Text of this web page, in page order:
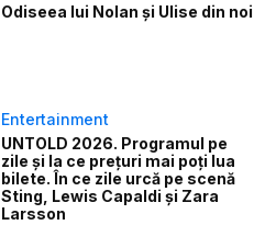
Odiseea lui Nolan și Ulise din noi
Entertainment
UNTOLD 2026. Programul pe
zile și la ce prețuri mai poți lua
bilete. În ce zile urcă pe scenă
Sting, Lewis Capaldi și Zara
Larsson